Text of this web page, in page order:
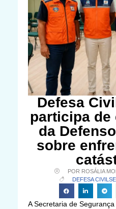
Defesa
participa de
da
sobre
POR ROSÁLIA
DEFESA CIVIL
A Secretaria de